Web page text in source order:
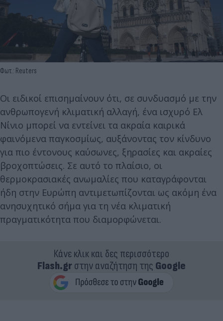
Φωτ.: Reuters
Οι ειδικοί επισημαίνουν ότι, σε συνδυασμό με την
ανθρωπογενή κλιματική αλλαγή, ένα ισχυρό Ελ
Νίνιο μπορεί να εντείνει τα ακραία καιρικά
φαινόμενα παγκοσμίως, αυξάνοντας τον κίνδυνο
για πιο έντονους καύσωνες, ξηρασίες και ακραίες
βροχοπτώσεις. Σε αυτό το πλαίσιο, οι
θερμοκρασιακές ανωμαλίες που καταγράφονται
ήδη στην Ευρώπη αντιμετωπίζονται ως ακόμη ένα
ανησυχητικό σήμα για τη νέα κλιματική
πραγματικότητα που διαμορφώνεται.
Κάνε κλικ και δες περισσότερο
Flash.grστην αναζήτηση της Google